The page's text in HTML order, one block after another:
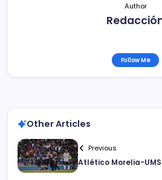
Author
Follow Me
Other Articles
Previous
Atlético Morelia-